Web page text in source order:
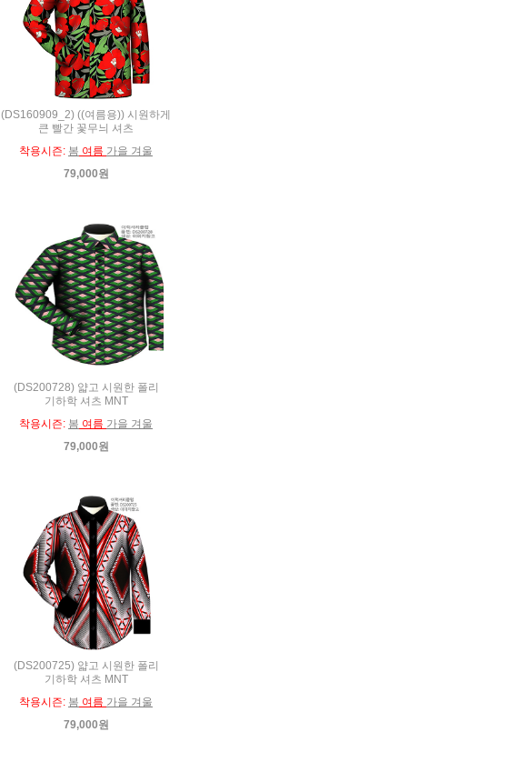
(DS160909_2) ((여름용)) 시원하게
큰 빨간 꽃무늬 셔츠
착용시즌: 봄 여름 가을 겨울
79,000원
(DS200728) 얇고 시원한 폴리
기하학 셔츠 MNT
착용시즌: 봄 여름 가을 겨울
79,000원
(DS200725) 얇고 시원한 폴리
기하학 셔츠 MNT
착용시즌: 봄 여름 가을 겨울
79,000원